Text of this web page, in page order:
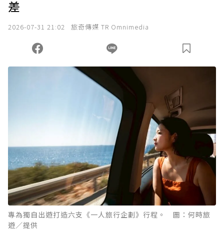
您當前剩餘 U 利點數：0點；前往 購買點數
差
2026-07-31 21:02 旅奇傳媒 TR Omnimedia
專為獨自出遊打造六支《一人旅行企劃》行程。 圖：何時旅
遊／提供